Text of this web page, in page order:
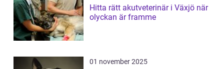
Hitta rätt akutveterinär i Växjö när
olyckan är framme
01 november 2025